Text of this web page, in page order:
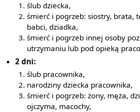
ślub dziecka,
śmierć i pogrzeb: siostry, brata,
babci, dziadka,
śmierć i pogrzeb innej osoby
utrzymaniu lub pod opieką
2 dni:
ślub pracownika,
narodziny dziecka pracownika,
śmierć i pogrzeb: żony, męża,
ojczyma, macochy,